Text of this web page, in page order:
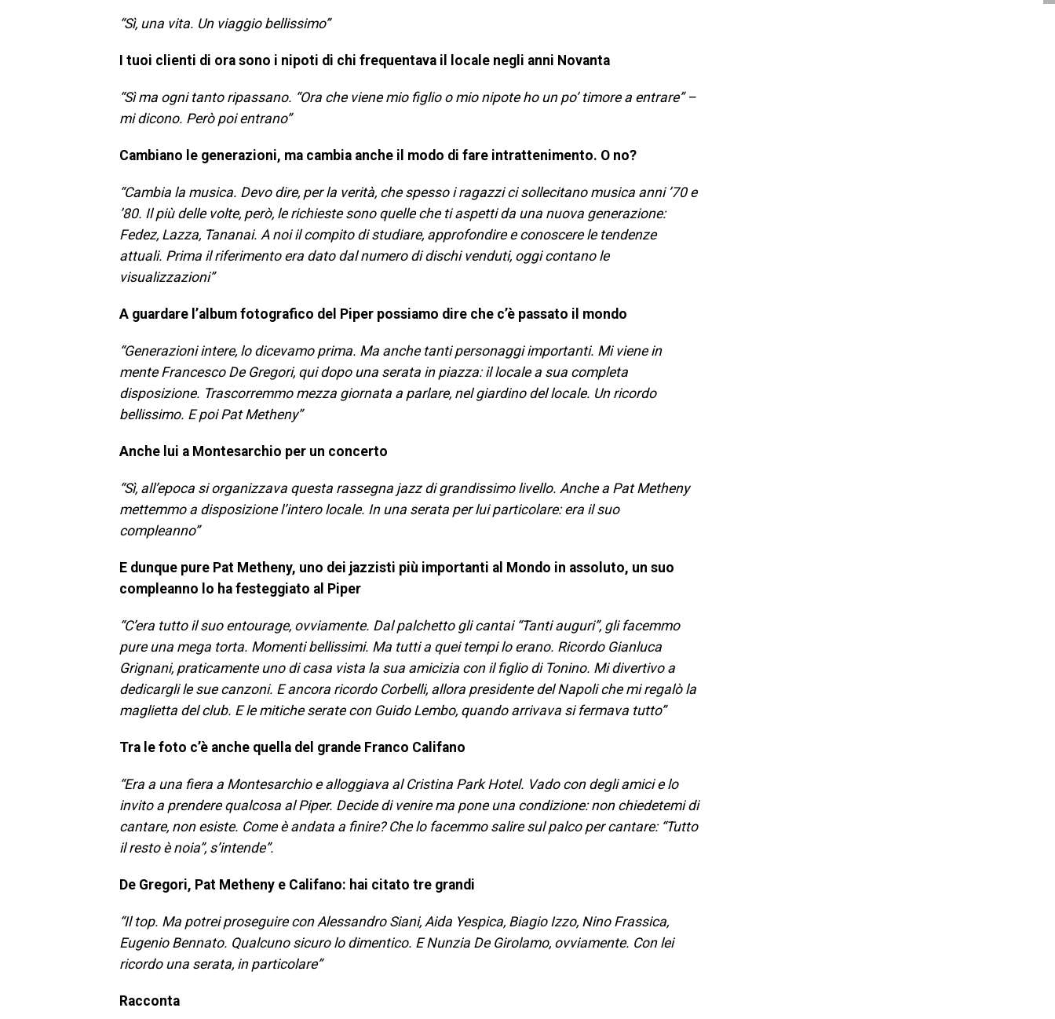
“Sì, una vita. Un viaggio bellissimo”
I tuoi clienti di ora sono i nipoti di chi frequentava il locale negli anni Novanta
“Sì ma ogni tanto ripassano. “Ora che viene mio figlio o mio nipote ho un po’ timore a entrare” –
mi dicono. Però poi entrano”
Cambiano le generazioni, ma cambia anche il modo di fare intrattenimento. O no?
“Cambia la musica. Devo dire, per la verità, che spesso i ragazzi ci sollecitano musica anni ’70 e
’80. Il più delle volte, però, le richieste sono quelle che ti aspetti da una nuova generazione:
Fedez, Lazza, Tananai. A noi il compito di studiare, approfondire e conoscere le tendenze
attuali. Prima il riferimento era dato dal numero di dischi venduti, oggi contano le
visualizzazioni”
A guardare l’album fotografico del Piper possiamo dire che c’è passato il mondo
“Generazioni intere, lo dicevamo prima. Ma anche tanti personaggi importanti. Mi viene in
mente Francesco De Gregori, qui dopo una serata in piazza: il locale a sua completa
disposizione. Trascorremmo mezza giornata a parlare, nel giardino del locale. Un ricordo
bellissimo. E poi Pat Metheny”
Anche lui a Montesarchio per un concerto
“Sì, all’epoca si organizzava questa rassegna jazz di grandissimo livello. Anche a Pat Metheny
mettemmo a disposizione l’intero locale. In una serata per lui particolare: era il suo
compleanno”
E dunque pure Pat Metheny, uno dei jazzisti più importanti al Mondo in assoluto, un suo
compleanno lo ha festeggiato al Piper
“C’era tutto il suo entourage, ovviamente. Dal palchetto gli cantai “Tanti auguri”, gli facemmo
pure una mega torta. Momenti bellissimi. Ma tutti a quei tempi lo erano. Ricordo Gianluca
Grignani, praticamente uno di casa vista la sua amicizia con il figlio di Tonino. Mi divertivo a
dedicargli le sue canzoni. E ancora ricordo Corbelli, allora presidente del Napoli che mi regalò la
maglietta del club. E le mitiche serate con Guido Lembo, quando arrivava si fermava tutto”
Tra le foto c’è anche quella del grande Franco Califano
“Era a una fiera a Montesarchio e alloggiava al Cristina Park Hotel. Vado con degli amici e lo
invito a prendere qualcosa al Piper. Decide di venire ma pone una condizione: non chiedetemi di
cantare, non esiste. Come è andata a finire? Che lo facemmo salire sul palco per cantare: “Tutto
il resto è noia”, s’intende”.
De Gregori, Pat Metheny e Califano: hai citato tre grandi
“Il top. Ma potrei proseguire con Alessandro Siani, Aida Yespica, Biagio Izzo, Nino Frassica,
Eugenio Bennato. Qualcuno sicuro lo dimentico. E Nunzia De Girolamo, ovviamente. Con lei
ricordo una serata, in particolare”
Racconta